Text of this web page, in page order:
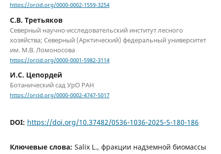
https://orcid.org/0000-0002-1559-3254
С.В. Третьяков
Северный научно-исследовательский институт лесного
хозяйства; Северный (Арктический) федеральный университет
им. М.В. Ломоносова
https://orcid.org/0000-0001-5982-3114
И.С. Цепордей
Ботанический сад УрО РАН
https://orcid.org/0000-0002-4747-5017
DOI: https://doi.org/10.37482/0536-1036-2025-5-180-186
Ключевые слова: Salix L., фракции надземной биомассы